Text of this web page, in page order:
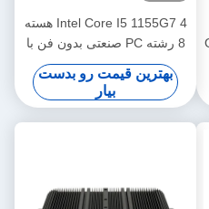
Intel Core I5 1155G7 4 هسته
8 رشته PC صنعتی بدون فن با
6COM WiFi و GPIO
بهترین قیمت رو بدست
بیار